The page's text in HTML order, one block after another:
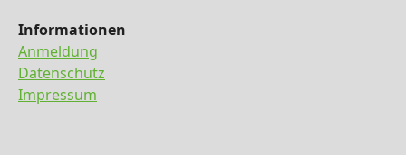
Informationen
Anmeldung
Datenschutz
Impressum